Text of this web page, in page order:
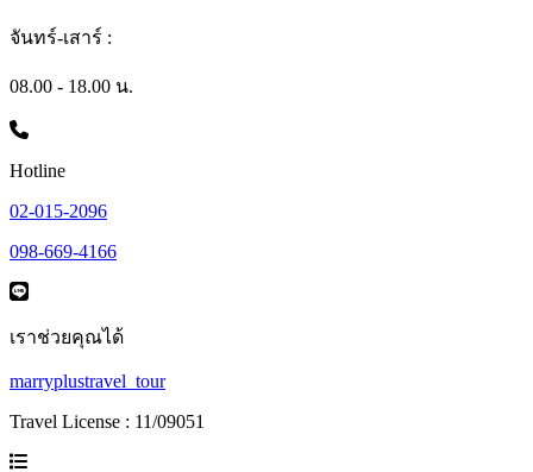
จันทร์-เสาร์ :
08.00 - 18.00 น.
Hotline
02-015-2096
098-669-4166
เราช่วยคุณได้
marryplustravel_tour
Travel License : 11/09051